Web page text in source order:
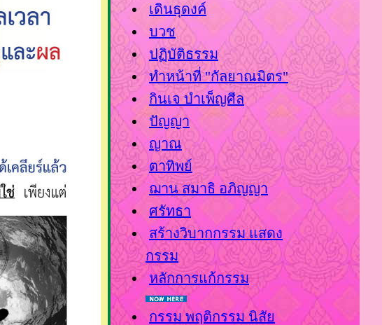
เดินธุดงค์
บวช
ปฏิบัติธรรม
ทำหน้าที่ "กัลยาณมิตร"
กินเจ บำเพ็ญศีล
ปัญญา
ญาณ
ตาทิพย์
ฌาน สมาธิ อภิญญา
ศรัทธา
สร้างวิบากกรรม แสดง
กรรม
หลักการแก้กรรม
กรรม พฤติกรรม นิสั